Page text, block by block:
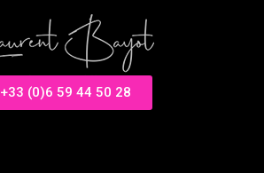
+33 (0)6 59 44 50 28